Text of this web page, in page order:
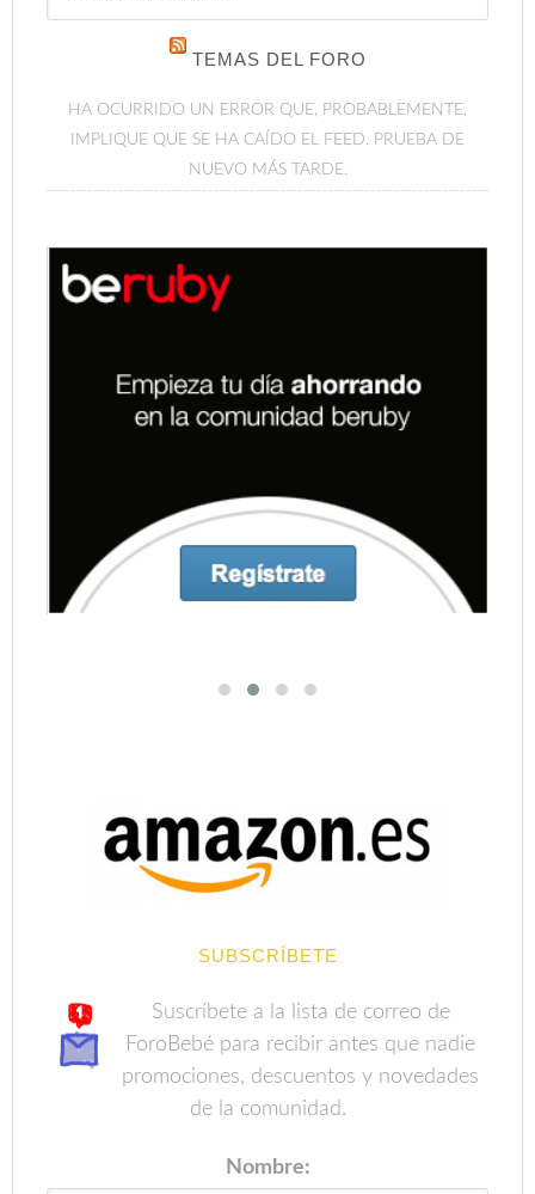
TEMAS DEL FORO
HA OCURRIDO UN ERROR QUE, PROBABLEMENTE,
IMPLIQUE QUE SE HA CAÍDO EL FEED. PRUEBA DE
NUEVO MÁS TARDE.
SUBSCRÍBETE
Suscríbete a la lista de correo de
ForoBebé para recibir antes que nadie
promociones, descuentos y novedades
de la comunidad.
Nombre: